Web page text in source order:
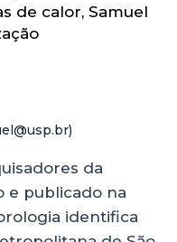
de calor, Samuel
da
e publicado na
identifica